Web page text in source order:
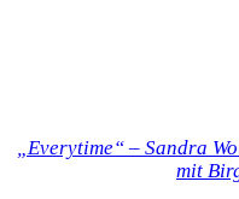
„Everytime“ – Sandra
mit